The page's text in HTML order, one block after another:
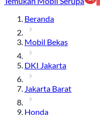
Beranda
Mobil Bekas
DKI Jakarta
Jakarta Barat
Honda